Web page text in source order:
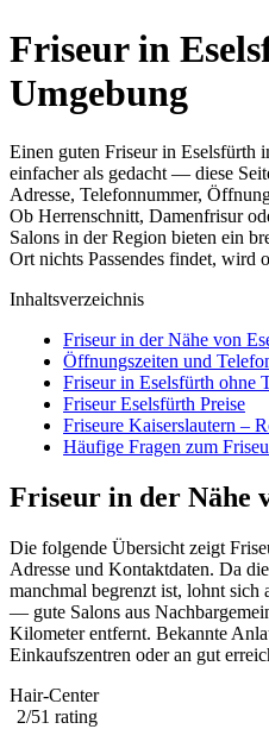
Friseur in
Umgebung
Einen guten Friseur in Eselsfürth
einfacher als gedacht — diese
Adresse, Telefonnummer,
Ob Herrenschnitt, Damenfrisur
Salons in der Region bieten ein
Ort nichts Passendes findet, wird
Inhaltsverzeichnis
Friseur in der Nähe von
Öffnungszeiten und
Friseur in Eselsfürth ohne
Friseur Eselsfürth Preise
Friseure Kaiserslautern –
Häufige Fragen zum
Friseur in der Nähe
Die folgende Übersicht zeigt
Adresse und Kontaktdaten. Da
manchmal begrenzt ist, lohnt
— gute Salons aus
Kilometer entfernt. Bekannte
Einkaufszentren oder an gut
Hair-Center
2/51 rating